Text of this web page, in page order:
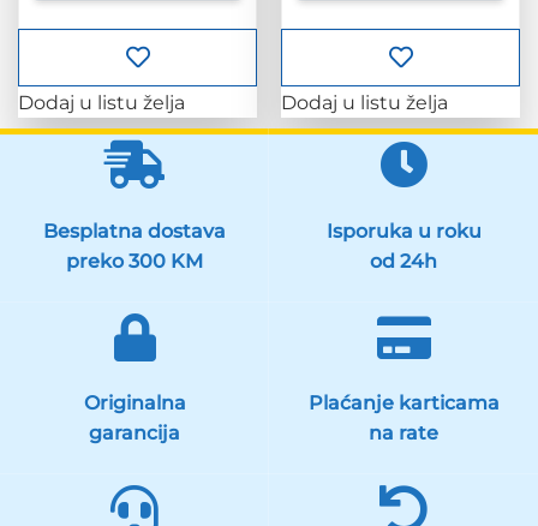
Dodaj u listu želja Dodaj u listu želja
Besplatna dostava
preko 300 KM
Isporuka u roku
od 24h
Originalna
garancija
Plaćanje karticama
na rate